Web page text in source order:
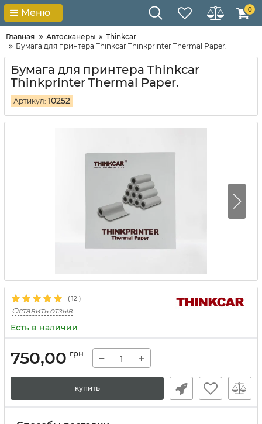
Меню 0
Главная Автосканеры
Thinkcar
Бумага для принтера Thinkcar Thinkprinter Thermal Paper.
Бумага для принтера Thinkcar
Thinkprinter Thermal Paper.
Артикул: 10252
( 12 )
Оставить отзыв
Есть в наличии
750,00 грн − +
купить